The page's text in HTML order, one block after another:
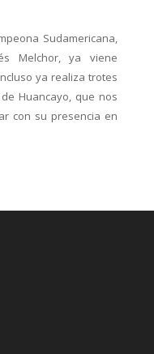
Sudamericana,
Melchor, ya viene
ya realiza trotes
Huancayo, que nos
con su presencia en